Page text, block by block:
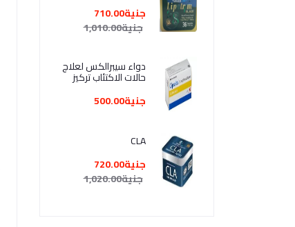
جنية710.00
جنية1,010.00
دواء سيبرالكس لعلاج
حالات الاكتئاب تركيز
Cipralex 10 m
جنية500.00
CLA
جنية720.00
جنية1,020.00